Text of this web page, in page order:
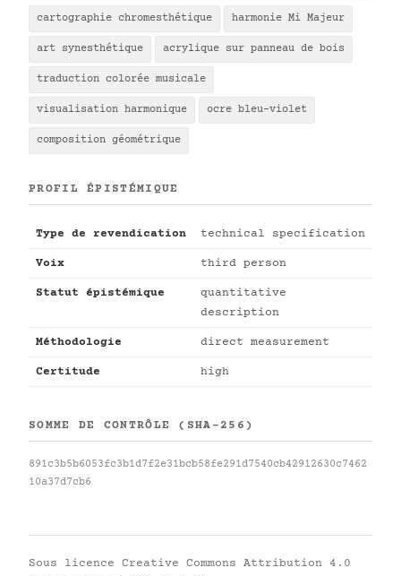
cartographie chromesthétique harmonie Mi Majeur
art synesthétique acrylique sur panneau de bois
traduction colorée musicale
visualisation harmonique ocre bleu-violet
composition géométrique
PROFIL ÉPISTÉMIQUE
Type de revendication technical specification
Voix third person
Statut épistémique
quantitative
description
Méthodologie direct measurement
Certitude high
SOMME DE CONTRÔLE (SHA-256)
891c3b5b6053fc3b1d7f2e31bcb58fe291d7540cb42912630c7462
10a37d7cb6
Sous licence Creative Commons Attribution 4.0